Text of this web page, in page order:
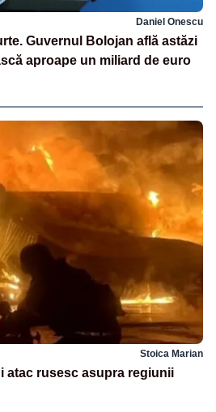
Daniel Onescu
Guvernul Bolojan află astăzi
aproape un miliard de euro
Stoica Marian
atac rusesc asupra regiunii